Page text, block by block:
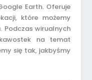
Earth. Oferuje
które możemy
Podczas wirualnych
na temat
się tak, jakbyśmy